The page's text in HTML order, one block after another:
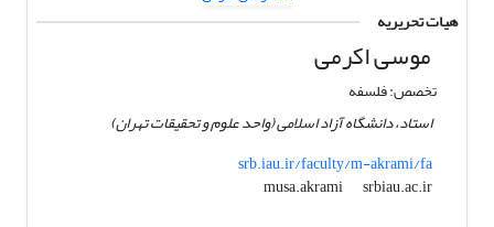
هیات تحریریه
موسی اکرمی
تخصص: فلسفه
استاد، دانشگاه آزاد اسلامی (واحد علوم و تحقیقات تهران)
srb.iau.ir/faculty/m-akrami/fa
musa.akrami
srbiau.ac.ir